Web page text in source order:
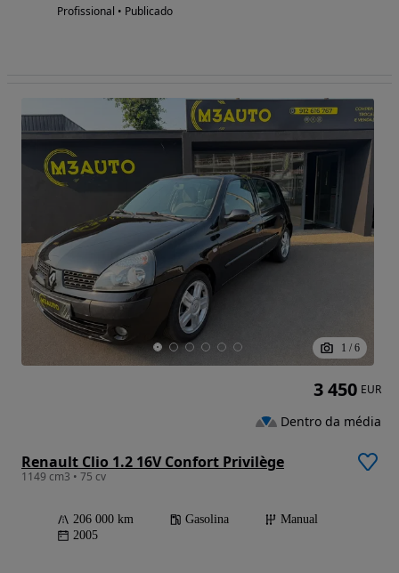
Profissional • Publicado
1 / 6
Renault Clio 1.2 16V Confort Privilège
1149 cm3 • 75 cv
206 000 km Gasolina
Manual
2005
3 450 EUR
Dentro da média